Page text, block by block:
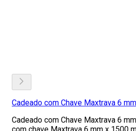
Cadeado com Chave Maxtrava 6
Cadeado com Chave Maxtrava 6